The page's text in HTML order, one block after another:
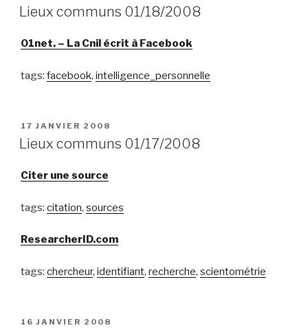
LE
Lieux communs 01/18/2008
01net. – La Cnil écrit à Facebook
tags: facebook, intelligence_personnelle
PUBLIÉ
LE
17 JANVIER 2008
Lieux communs 01/17/2008
Citer une source
tags: citation, sources
ResearcherID.com
tags: chercheur, identifiant, recherche, scientométrie
PUBLIÉ
16 JANVIER 2008